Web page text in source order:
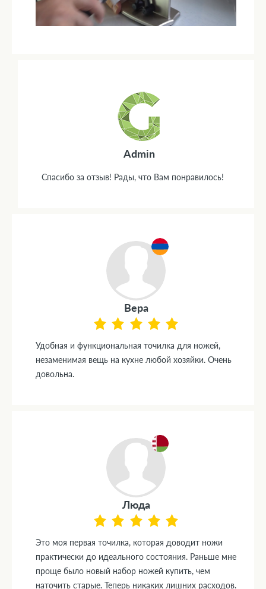
Admin
Спасибо за отзыв! Рады, что Вам понравилось!
Вера
Удобная и функциональная точилка для ножей,
незаменимая вещь на кухне любой хозяйки. Очень
довольна.
Люда
Это моя первая точилка, которая доводит ножи
практически до идеального состояния. Раньше мне
проще было новый набор ножей купить, чем
наточить старые. Теперь никаких лишних расходов.